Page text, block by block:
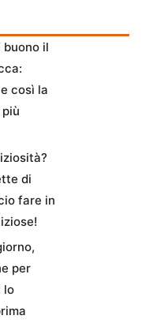
buono il
così la
di
fare in
per
lo